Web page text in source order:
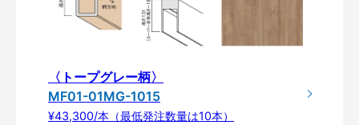
〈トープグレー柄〉
MF01-01MG-1015
¥43,300/本（最低発注数量は10本）